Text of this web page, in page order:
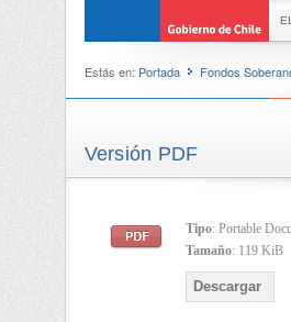
Estás en: Portada Fondos
Versión PDF
Tipo: Portable
Tamaño: 119 KiB
Descargar